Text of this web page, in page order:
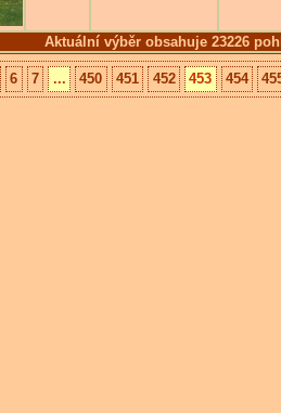
Aktuální výběr obsahuje 23226
6 7 ... 450 451 452 453 454